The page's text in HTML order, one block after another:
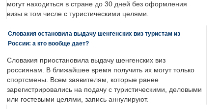
могут находиться в стране до 30 дней без оформления
визы в том числе с туристическими целями.
Словакия остановила выдачу шенгенских виз туристам из
России: а кто вообще дает?
Словакия приостановила выдачу шенгенских виз
россиянам. В ближайшее время получить их могут только
спортсмены. Всем заявителям, которые ранее
зарегистрировались на подачу с туристическими, деловыми
или гостевыми целями, запись аннулируют.